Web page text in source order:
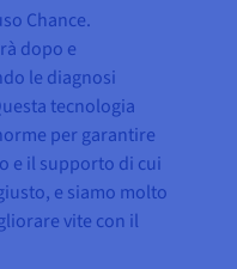
Chance.
dopo e
le diagnosi
tecnologia
per garantire
e il supporto di cui
e siamo molto
vite con il